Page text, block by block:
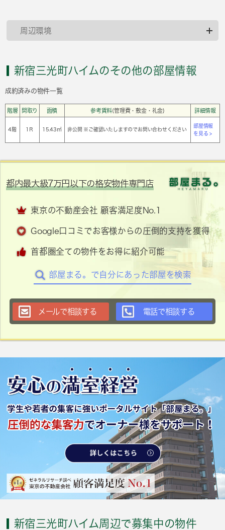
周辺環境
新宿三光町ハイムのその他の部屋情報
成約済みの物件一覧
階層 間取り 面積 参考賃料(管理費・敷金・礼金) 詳細情報
4階 1Ｒ 15.43㎡ 非公開 ※ご確認いたしますのでお問い合わせください
部屋情報
を見る >
都内最大級7万円以下の格安物件専門店
東京の不動産会社 顧客満足度No.1
Google口コミでお客様からの圧倒的支持を獲得
首都圏全ての物件をお得に紹介可能
部屋まる。で自分にあった部屋を検索
メールで相談する 電話で相談する
新宿三光町ハイム周辺で募集中の物件